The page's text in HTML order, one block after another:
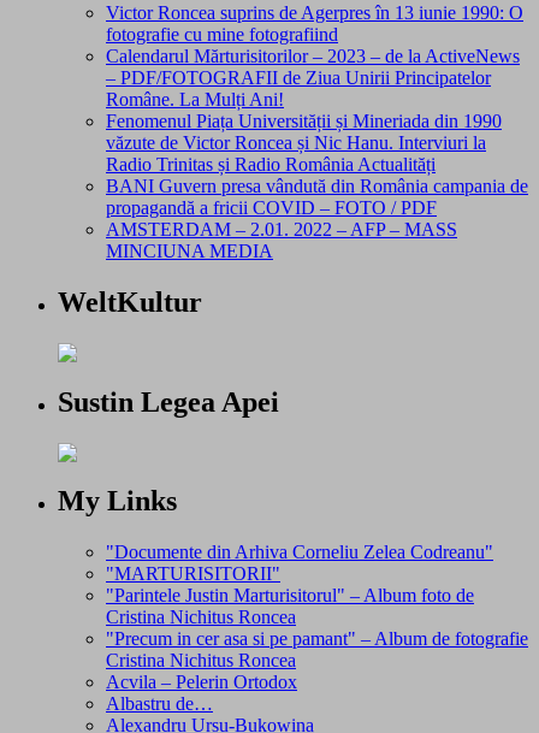
Victor Roncea suprins de Agerpres în 13 iunie 1990: O
fotografie cu mine fotografiind
Calendarul Mărturisitorilor – 2023 – de la ActiveNews
– PDF/FOTOGRAFII de Ziua Unirii Principatelor
Române. La Mulți Ani!
Fenomenul Piața Universității și Mineriada din 1990
văzute de Victor Roncea și Nic Hanu. Interviuri la
Radio Trinitas și Radio România Actualități
BANI Guvern presa vândută din România campania de
propagandă a fricii COVID – FOTO / PDF
AMSTERDAM – 2.01. 2022 – AFP – MASS
MINCIUNA MEDIA
WeltKultur
Sustin Legea Apei
My Links
"Documente din Arhiva Corneliu Zelea Codreanu"
"MARTURISITORII"
"Parintele Justin Marturisitorul" – Album foto de
Cristina Nichitus Roncea
"Precum in cer asa si pe pamant" – Album de fotografie
Cristina Nichitus Roncea
Acvila – Pelerin Ortodox
Albastru de…
Alexandru Ursu-Bukowina